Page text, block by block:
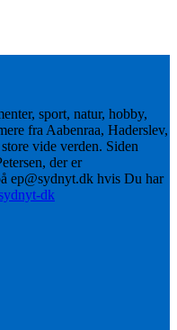
sport, natur, hobby,
fra Aabenraa, Haderslev,
vide verden. Siden
der er
ep@sydnyt.dk hvis Du har
dk